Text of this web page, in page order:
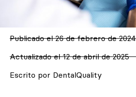
Publicado el 26 de febrero de 2024
Actualizado el 12 de abril de 2025
Escrito por DentalQuality